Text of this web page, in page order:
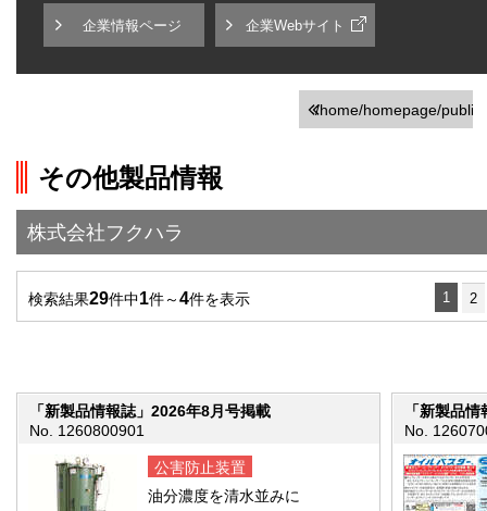
企業情報ページ 企業Webサイト
/home/homepage/
その他製品情報
株式会社フクハラ
検索結果29件中1件～4件を表示 1 2
「新製品情報誌」2026年8月号掲載
No. 1260800901
公害防止装置
油分濃度を清水並みに
「新製品
No.